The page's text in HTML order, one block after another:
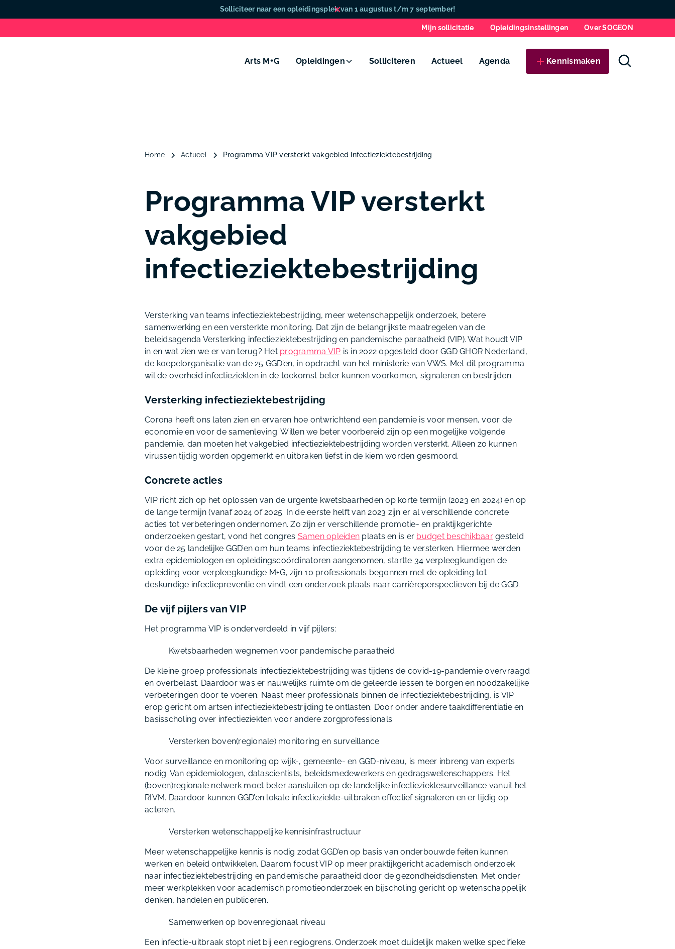
Solliciteer naar een opleidingsplek van 1 augustus t/m 7 september!
Mijn sollicitatie Opleidingsinstellingen Over SOGEON
Arts M+G Opleidingen Solliciteren Actueel Agenda Kennismaken
Home Actueel Programma VIP versterkt vakgebied infectieziektebestrijding
Programma VIP versterkt
vakgebied
infectieziektebestrijding
Versterking van teams infectieziektebestrijding, meer wetenschappelijk onderzoek, betere
samenwerking en een versterkte monitoring. Dat zijn de belangrijkste maatregelen van de
beleidsagenda Versterking infectieziektebestrijding en pandemische paraatheid (VIP). Wat houdt VIP
in en wat zien we er van terug? Het programma VIP is in 2022 opgesteld door GGD GHOR Nederland,
de koepelorganisatie van de 25 GGD’en, in opdracht van het ministerie van VWS. Met dit programma
wil de overheid infectieziekten in de toekomst beter kunnen voorkomen, signaleren en bestrijden.
Versterking infectieziektebestrijding
Corona heeft ons laten zien en ervaren hoe ontwrichtend een pandemie is voor mensen, voor de
economie en voor de samenleving. Willen we beter voorbereid zijn op een mogelijke volgende
pandemie, dan moeten het vakgebied infectieziektebestrijding worden versterkt. Alleen zo kunnen
virussen tijdig worden opgemerkt en uitbraken liefst in de kiem worden gesmoord.
Concrete acties
VIP richt zich op het oplossen van de urgente kwetsbaarheden op korte termijn (2023 en 2024) en op
de lange termijn (vanaf 2024 of 2025. In de eerste helft van 2023 zijn er al verschillende concrete
acties tot verbeteringen ondernomen. Zo zijn er verschillende promotie- en praktijkgerichte
onderzoeken gestart, vond het congres Samen opleiden plaats en is er budget beschikbaargesteld
voor de 25 landelijke GGD’en om hun teams infectieziektebestrijding te versterken. Hiermee werden
extra epidemiologen en opleidingscoördinatoren aangenomen, startte 34 verpleegkundigen de
opleiding voor verpleegkundige M+G, zijn 10 professionals begonnen met de opleiding tot
deskundige infectiepreventie en vindt een onderzoek plaats naar carrièreperspectieven bij de GGD.
De vijf pijlers van VIP
Het programma VIP is onderverdeeld in vijf pijlers:
Kwetsbaarheden wegnemen voor pandemische paraatheid
De kleine groep professionals infectieziektebestrijding was tijdens de covid-19-pandemie overvraagd
en overbelast. Daardoor was er nauwelijks ruimte om de geleerde lessen te borgen en noodzakelijke
verbeteringen door te voeren. Naast meer professionals binnen de infectieziektebestrijding, is VIP
erop gericht om artsen infectieziektebestrijding te ontlasten. Door onder andere taakdifferentiatie en
basisscholing over infectieziekten voor andere zorgprofessionals.
Versterken boven(regionale) monitoring en surveillance
Voor surveillance en monitoring op wijk-, gemeente- en GGD-niveau, is meer inbreng van experts
nodig. Van epidemiologen, datascientists, beleidsmedewerkers en gedragswetenschappers. Het
(boven)regionale netwerk moet beter aansluiten op de landelijke infectieziektesurveillance vanuit het
RIVM. Daardoor kunnen GGD’en lokale infectieziekte-uitbraken effectief signaleren en er tijdig op
acteren.
Versterken wetenschappelijke kennisinfrastructuur
Meer wetenschappelijke kennis is nodig zodat GGD’en op basis van onderbouwde feiten kunnen
werken en beleid ontwikkelen. Daarom focust VIP op meer praktijkgericht academisch onderzoek
naar infectieziektebestrijding en pandemische paraatheid door de gezondheidsdiensten. Met onder
meer werkplekken voor academisch promotieonderzoek en bijscholing gericht op wetenschappelijk
denken, handelen en publiceren.
Samenwerken op bovenregionaal niveau
Een infectie-uitbraak stopt niet bij een regiogrens. Onderzoek moet duidelijk maken welke specifieke